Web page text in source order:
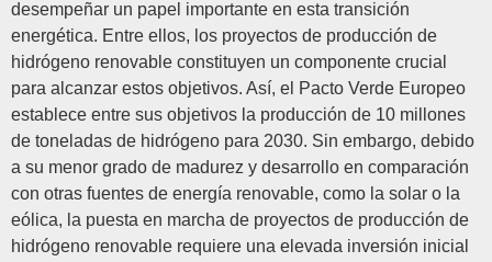
desempeñar un papel importante en esta transición
energética. Entre ellos, los proyectos de producción de
hidrógeno renovable constituyen un componente crucial
para alcanzar estos objetivos. Así, el Pacto Verde Europeo
establece entre sus objetivos la producción de 10 millones
de toneladas de hidrógeno para 2030. Sin embargo, debido
a su menor grado de madurez y desarrollo en comparación
con otras fuentes de energía renovable, como la solar o la
eólica, la puesta en marcha de proyectos de producción de
hidrógeno renovable requiere una elevada inversión inicial